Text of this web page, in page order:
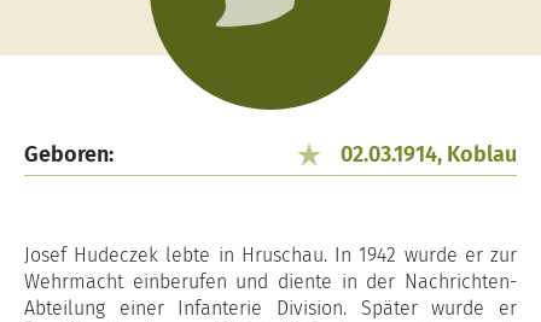
Geboren: 02.03.1914, Koblau
Josef Hudeczek lebte in Hruschau. In 1942 wurde er zur
Wehrmacht einberufen und diente in der Nachrichten-
Abteilung einer Infanterie Division. Später wurde er